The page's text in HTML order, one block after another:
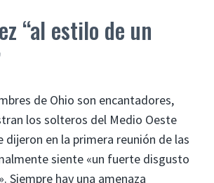
“al estilo de un
de Ohio son encantadores,
los solteros del Medio Oeste
dijeron en la primera reunión de las
siente «un fuerte disgusto
Siempre hay una amenaza